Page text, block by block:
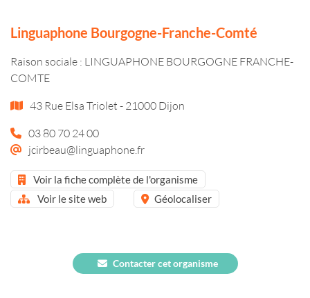
Linguaphone Bourgogne-Franche-Comté
Raison sociale : LINGUAPHONE BOURGOGNE FRANCHE-
COMTE
43 Rue Elsa Triolet - 21000 Dijon
03 80 70 24 00
jcirbeau@linguaphone.fr
Voir la fiche complète de l'organisme
Voir le site web
Géolocaliser
Contacter cet organisme